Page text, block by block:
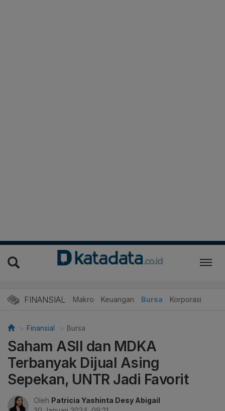
FINANSIAL Makro Keuangan Bursa Korporasi
Finansial Bursa
Saham ASII dan MDKA
Terbanyak Dijual Asing
Sepekan, UNTR Jadi Favorit
Oleh Patricia Yashinta Desy Abigail